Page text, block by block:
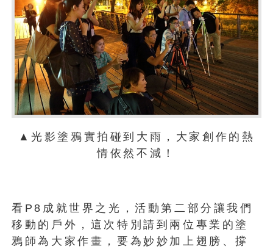
▲光影塗鴉實拍碰到大雨，大家創作的熱
情依然不減！
看P8成就世界之光，活動第二部分讓我們
移動的戶外，這次特別請到兩位專業的塗
鴉師為大家作畫，要為妙妙加上翅膀、撐